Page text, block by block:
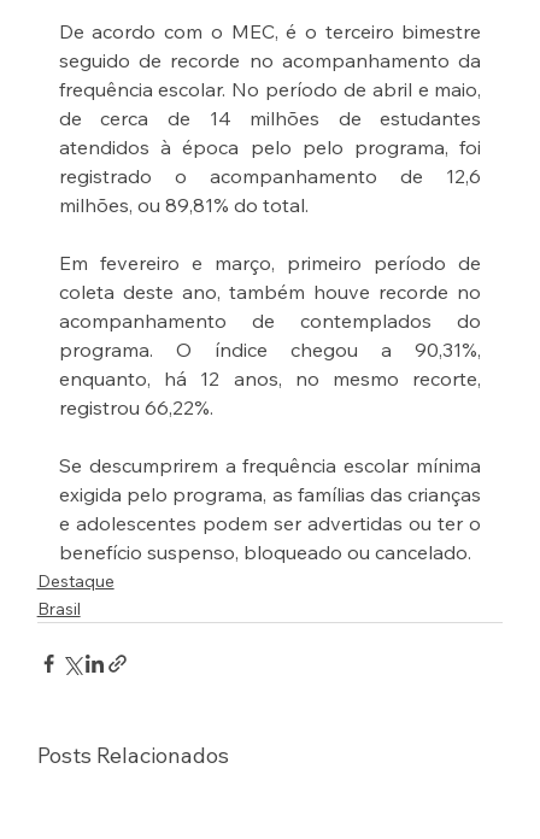
De acordo com o MEC, é o terceiro bimestre
seguido de recorde no acompanhamento da
frequência escolar. No período de abril e maio,
de cerca de 14 milhões de estudantes
atendidos à época pelo pelo programa, foi
registrado o acompanhamento de 12,6
milhões, ou 89,81% do total.
Em fevereiro e março, primeiro período de
coleta deste ano, também houve recorde no
acompanhamento de contemplados do
programa. O índice chegou a 90,31%,
enquanto, há 12 anos, no mesmo recorte,
registrou 66,22%.
Se descumprirem a frequência escolar mínima
exigida pelo programa, as famílias das crianças
e adolescentes podem ser advertidas ou ter o
benefício suspenso, bloqueado ou cancelado.
Destaque
Brasil
Posts Relacionados